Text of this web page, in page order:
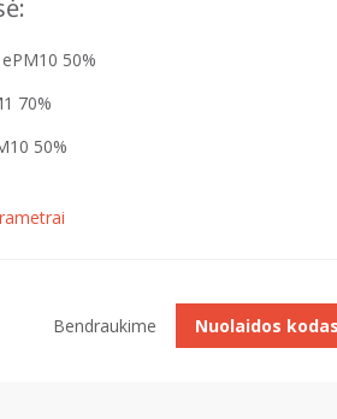
50%
70%
50%
Bendraukime Nuolaidos kodas